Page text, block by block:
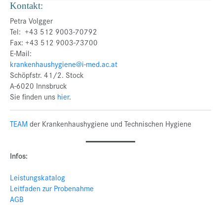
Kontakt:
Petra Volgger
Tel: +43 512 9003-70792
Fax: +43 512 9003-73700
E-Mail:
krankenhaushygiene@i-med.ac.at
Schöpfstr. 41/2. Stock
A-6020 Innsbruck
Sie finden uns hier.
TEAM der Krankenhaushygiene und Technischen Hygiene
Infos:
Leistungskatalog
Leitfaden zur Probenahme
AGB